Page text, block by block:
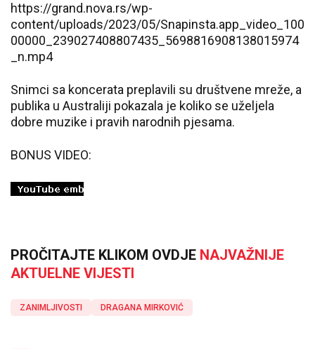
https://grand.nova.rs/wp-
content/uploads/2023/05/Snapinsta.app_video_100
00000_239027408807435_5698816908138015974
_n.mp4
Snimci sa koncerata preplavili su društvene mreže, a
publika u Australiji pokazala je koliko se uželjela
dobre muzike i pravih narodnih pjesama.
BONUS VIDEO:
PROČITAJTE KLIKOM OVDJE NAJVAŽNIJE
AKTUELNE VIJESTI
ZANIMLJIVOSTI DRAGANA MIRKOVIĆ